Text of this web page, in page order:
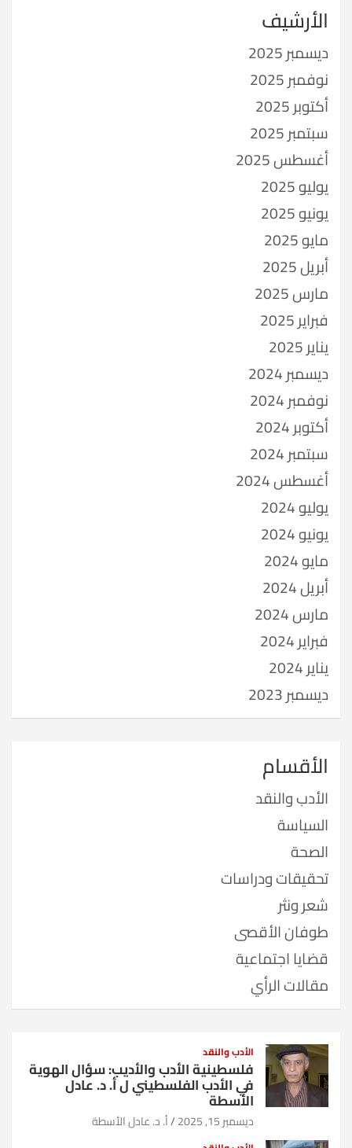
الأرشيف
ديسمبر 2025
نوفمبر 2025
أكتوبر 2025
سبتمبر 2025
أغسطس 2025
يوليو 2025
يونيو 2025
مايو 2025
أبريل 2025
مارس 2025
فبراير 2025
يناير 2025
ديسمبر 2024
نوفمبر 2024
أكتوبر 2024
سبتمبر 2024
أغسطس 2024
يوليو 2024
يونيو 2024
مايو 2024
أبريل 2024
مارس 2024
فبراير 2024
يناير 2024
ديسمبر 2023
الأقسام
الأدب والنقد
السياسة
الصحة
تحقيقات ودراسات
شعر ونثر
طوفان الأقصى
قضايا اجتماعية
مقالات الرأي
الأدب والنقد
فلسطينية الأدب والأديب: سؤال الهوية
في الأدب الفلسطيني ل أ. د. عادل
الأسطة
ديسمبر 15, 2025 أ. د. عادل الأسطة